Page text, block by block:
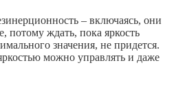
– включаясь, они
потому ждать, пока яркость
значения, не придется.
можно управлять и даже